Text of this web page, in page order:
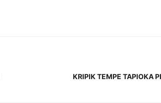
KRIPIK TEMPE TAPIOKA